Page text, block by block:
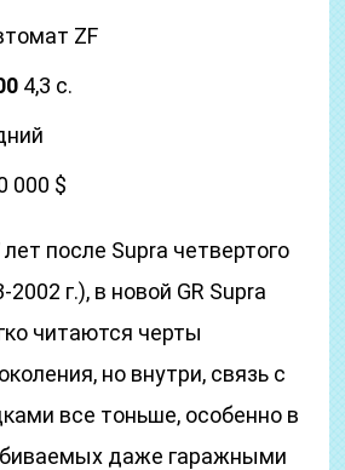
ZF
4,3 c.
000 $
после Supra четвертого
г.), в новой GR Supra
читаются черты
но внутри, связь с
все тоньше, особенно в
даже гаражными